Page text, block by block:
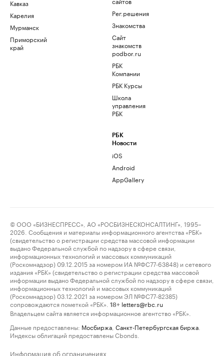
Кавказ
Карелия
Мурманск
Приморский
край
Рег.решения
Знакомства
Сайт
знакомств
podbor.ru
РБК
Компании
РБК Курсы
Школа
управления
РБК
РБК
Новости
iOS
Android
AppGallery
© ООО «БИЗНЕСПРЕСС», АО «РОСБИЗНЕСКОНСАЛТИНГ», 1995–
2026. Сообщения и материалы информационного агентства «РБК»
(свидетельство о регистрации средства массовой информации
выдано Федеральной службой по надзору в сфере связи,
информационных технологий и массовых коммуникаций
(Роскомнадзор) 09.12.2015 за номером ИА №ФС77-63848) и сетевого
издания «РБК» (свидетельство о регистрации средства массовой
информации выдано Федеральной службой по надзору в сфере связи,
информационных технологий и массовых коммуникаций
(Роскомнадзор) 03.12.2021 за номером ЭЛ №ФС77-82385)
сопровождаются пометкой «РБК».
18+ letters@rbc.ru
Владельцем сайта является информационное агентство «РБК».
Данные предоставлены: Мосбиржа Санкт-Петербургская биржа
Индексы облигаций предоставлены Cbonds.
Информация об ограничениях